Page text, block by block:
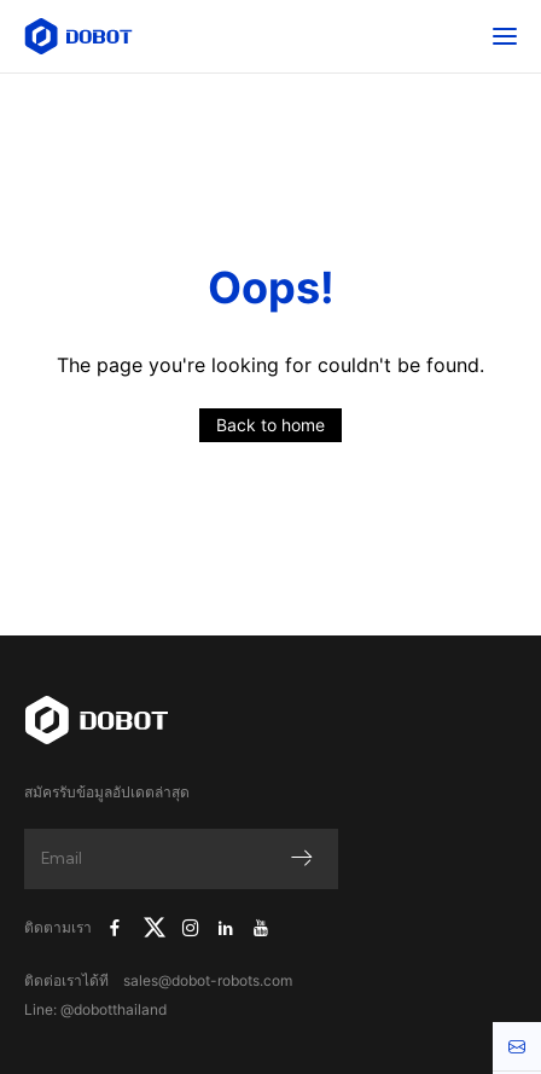
Oops!
The page you're looking for couldn't be found.
Back to home
สมัครรับข้อมูลอัปเดตล่าสุด
ติดตามเรา
ติดต่อเราได้ที sales@dobot-robots.com
Line: @dobotthailand